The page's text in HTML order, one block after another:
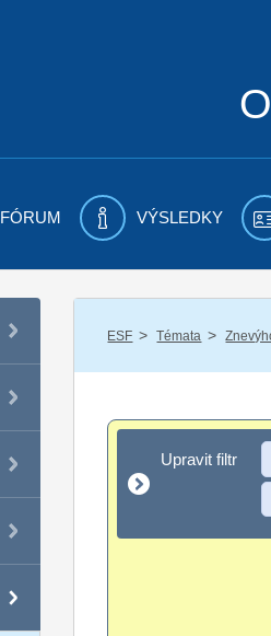
FÓRUM VÝSLEDKY
ESF / Témata /
Upravit filtr
Upravit filtr